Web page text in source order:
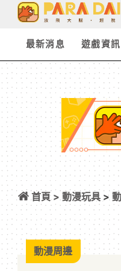
最新消息 遊戲資訊
首頁 >動漫玩具 >
壽司郎登場
動漫周邊